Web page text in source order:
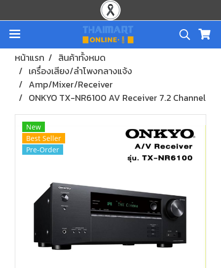
หน้าแรก
สินค้าทั้งหมด
เครื่องเสียง/ลำโพงกลางแจ้ง
Amp/Mixer/Receiver
ONKYO TX-NR6100 AV Receiver 7.2 Channel
New
Best Seller
Pre-Order